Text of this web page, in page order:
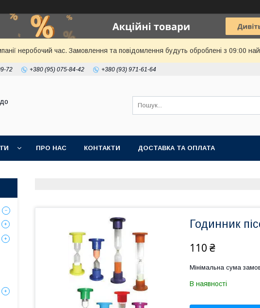
неробочий час. Замовлення та повідомлення будуть оброблені з 09:00
72 +380 (95) 075-84-42 +380 (93) 971-61-64
ПРО НАС КОНТАКТИ ДОСТАВКА ТА ОПЛАТА
Годинник
110 ₴
Мінімальна сума
В наявності